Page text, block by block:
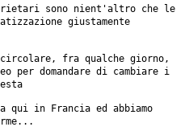
sono nient'altro che le
giustamente
circolare, fra qualche giorno,
per domandare di cambiare i
in Francia ed abbiamo